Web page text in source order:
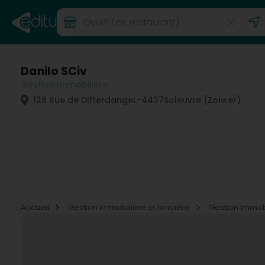
Danilo SCiv
128 Rue de DifferdangeL-4437Soleuvre (Zolwer)
Accueil Gestion immobilière et foncière Gestion